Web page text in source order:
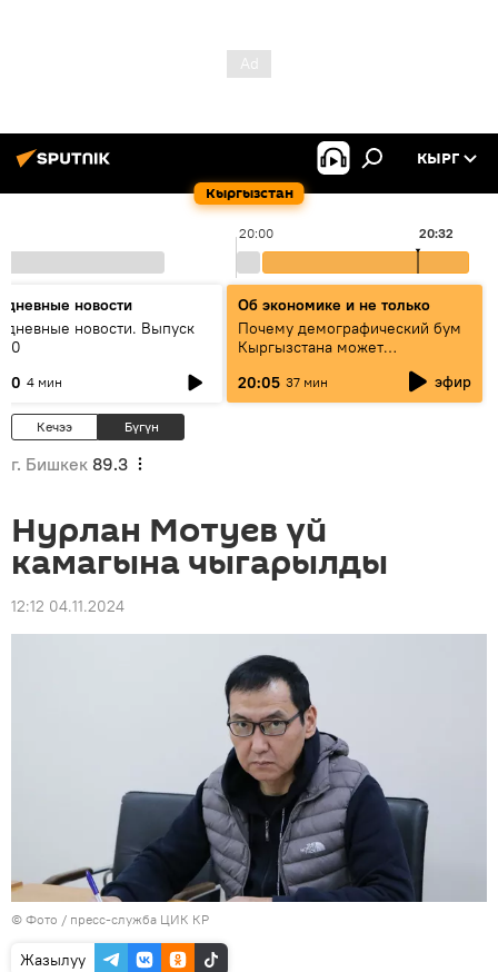
Кыргызстан
КЫРГ
20:00 20:32
новости
новости. Выпуск
4 мин
Об экономике и не только
Почему демографический бум
Кыргызстана может
превратиться в проблему и как
этого избежать
20:05 37 мин эфир
Кечээ Бүгүн
г. Бишкек 89.3
Нурлан Мотуев үй
камагына чыгарылды
12:12 04.11.2024
© Фото / пресс-служба ЦИК КР
Жазылуу